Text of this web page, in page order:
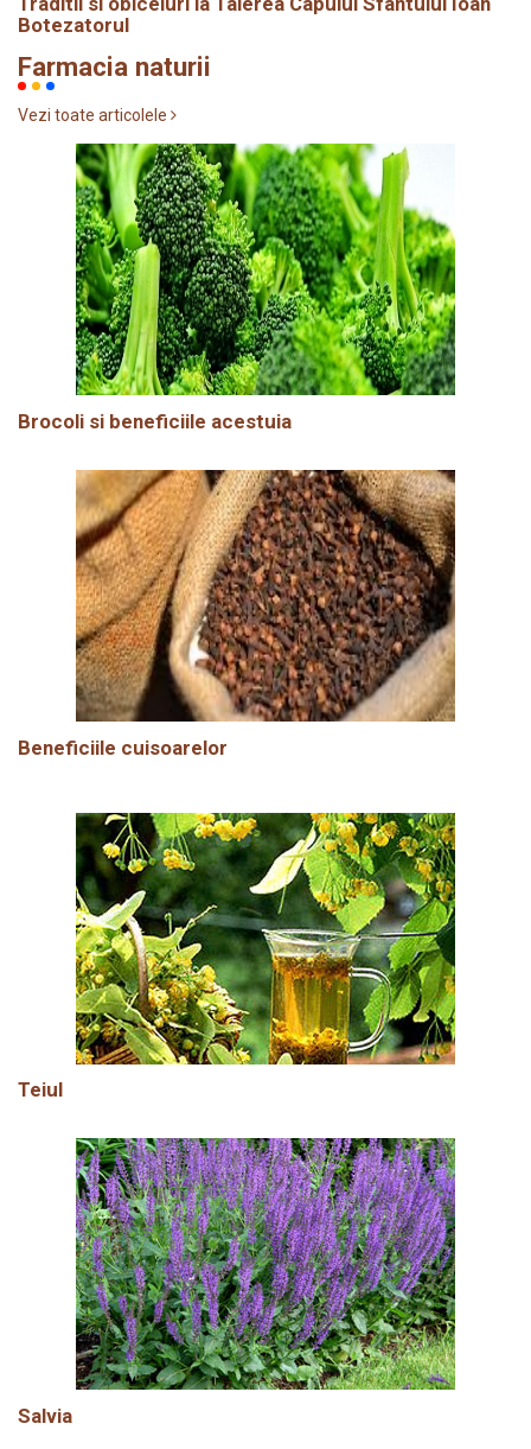
Botezatorul
Farmacia naturii
Vezi toate articolele
Brocoli si beneficiile acestuia
Beneficiile cuisoarelor
Teiul
Salvia